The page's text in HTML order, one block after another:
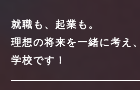
就職も、起業も。
理想の将来を一緒に考え
学校です！